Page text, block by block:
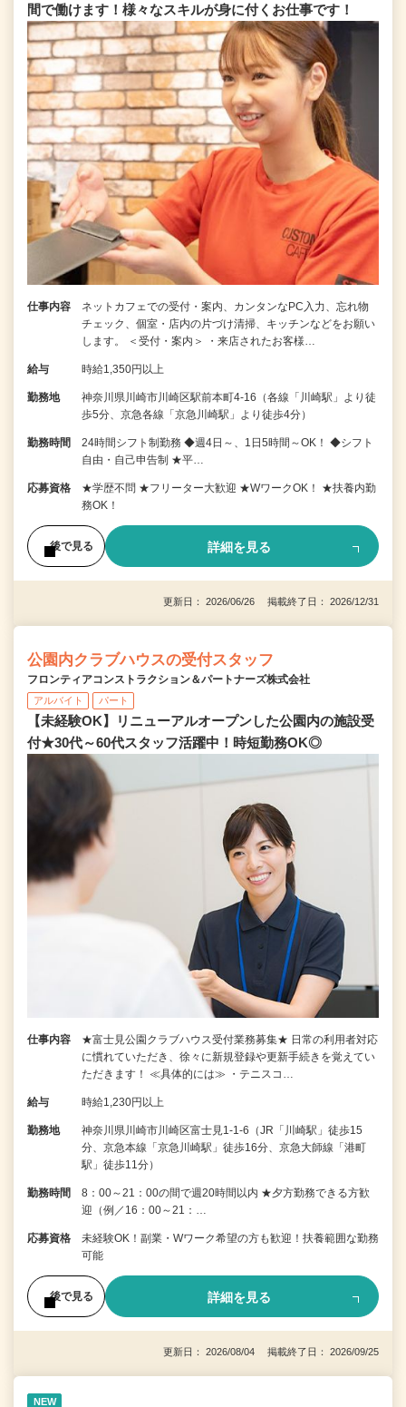
間で働けます！様々なスキルが身に付くお仕事です！
仕事内容
ネットカフェでの受付・案内、カンタンなPC入力、忘れ物
チェック、個室・店内の片づけ清掃、キッチンなどをお願い
します。 ＜受付・案内＞ ・来店されたお客様…
給与 時給1,350円以上
勤務地
神奈川県川崎市川崎区駅前本町4-16（各線「川崎駅」より徒
歩5分、京急各線「京急川崎駅」より徒歩4分）
勤務時間
24時間シフト制勤務 ◆週4日～、1日5時間～OK！ ◆シフト
自由・自己申告制 ★平…
応募資格
★学歴不問 ★フリーター大歓迎 ★WワークOK！ ★扶養内勤
務OK！
後で見る 詳細を見る
更新日： 2026/06/26 掲載終了日： 2026/12/31
公園内クラブハウスの受付スタッフ
フロンティアコンストラクション＆パートナーズ株式会社
アルバイト パート
【未経験OK】リニューアルオープンした公園内の施設受
付★30代～60代スタッフ活躍中！時短勤務OK◎
仕事内容
★富士見公園クラブハウス受付業務募集★ 日常の利用者対応
に慣れていただき、徐々に新規登録や更新手続きを覚えてい
ただきます！ ≪具体的には≫ ・テニスコ…
給与 時給1,230円以上
勤務地
神奈川県川崎市川崎区富士見1-1-6（JR「川崎駅」徒歩15
分、京急本線「京急川崎駅」徒歩16分、京急大師線「港町
駅」徒歩11分）
勤務時間
8：00～21：00の間で週20時間以内 ★夕方勤務できる方歓
迎（例／16：00～21：…
応募資格
未経験OK！副業・Wワーク希望の方も歓迎！扶養範囲な勤務
可能
後で見る 詳細を見る
更新日： 2026/08/04 掲載終了日： 2026/09/25
NEW